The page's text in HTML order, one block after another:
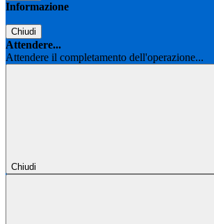
Informazione
Chiudi
Attendere...
Attendere il completamento dell'operazione...
Chiudi